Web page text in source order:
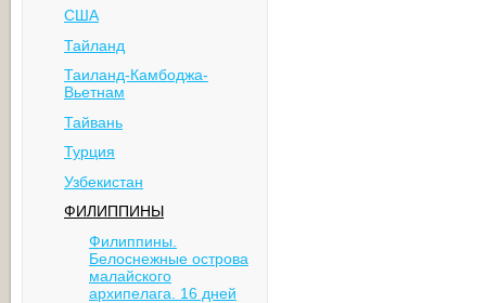
США
Тайланд
Таиланд-Камбоджа-
Вьетнам
Тайвань
Турция
Узбекистан
ФИЛИППИНЫ
Филиппины.
Белоснежные острова
малайского
архипелага. 16 дней